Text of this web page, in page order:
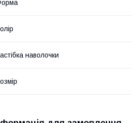
наволочки